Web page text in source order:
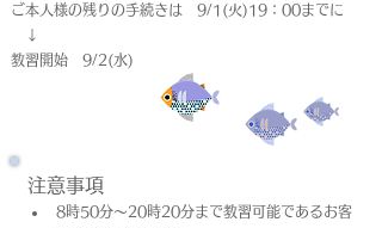
ご本人様の残りの手続きは 9/1(火)19：00までに
↓
教習開始 9/2(水)
注意事項
8時50分～20時20分まで教習可能であるお客